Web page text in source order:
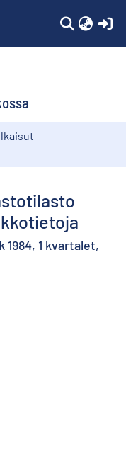
1 kvartalet,